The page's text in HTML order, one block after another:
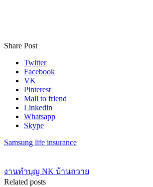
Share Post
Twitter
Facebook
VK
Pinterest
Mail to friend
Linkedin
Whatsapp
Skype
Samsung life insurance
งานทำบุญ NK บ้านถวาย
Related posts